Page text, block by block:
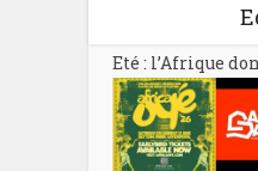
Eté : l’Afrique